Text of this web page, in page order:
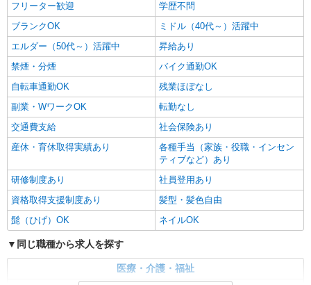
フリーター歓迎
学歴不問
ブランクOK
ミドル（40代～）活躍中
エルダー（50代～）活躍中
昇給あり
禁煙・分煙
バイク通勤OK
自転車通勤OK
残業ほぼなし
副業・WワークOK
転勤なし
交通費支給
社会保険あり
産休・育休取得実績あり
各種手当（家族・役職・インセン
ティブなど）あり
研修制度あり
社員登用あり
資格取得支援制度あり
髪型・髪色自由
髭（ひげ）OK
ネイルOK
同じ職種から求人を探す
医療・介護・福祉